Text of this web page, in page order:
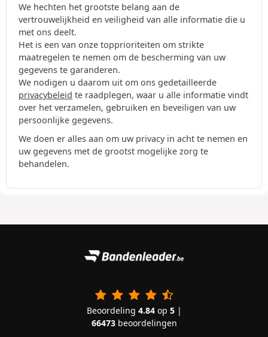
We hechten het grootste belang aan de
vertrouwelijkheid en veiligheid van alle informatie die u
met ons deelt.
Het is een van onze topprioriteiten om strikte
maatregelen te nemen om de bescherming van uw
gegevens te garanderen.
We nodigen u daarom uit om ons gedetailleerde
privacybeleid te raadplegen, waar u alle informatie vindt
over het verzamelen, gebruiken en beveiligen van uw
persoonlijke gegevens.
We doen er alles aan om uw privacy in acht te nemen en
uw gegevens met de grootst mogelijke zorg te
behandelen.
Beoordeling 4.84op 5|
66473beoordelingen